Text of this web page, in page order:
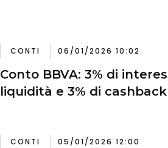
CONTI 06/01/2026 10:02
Conto BBVA: 3% di
liquidità e 3% di
CONTI 05/01/2026 12:00